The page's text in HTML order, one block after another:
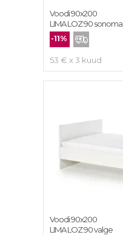
-11%
53 € x 3 kuud
Voodi 90x200
LIMA LOZ 90 sonoma
Voodi 90x200
LIMA LOZ 90 valge